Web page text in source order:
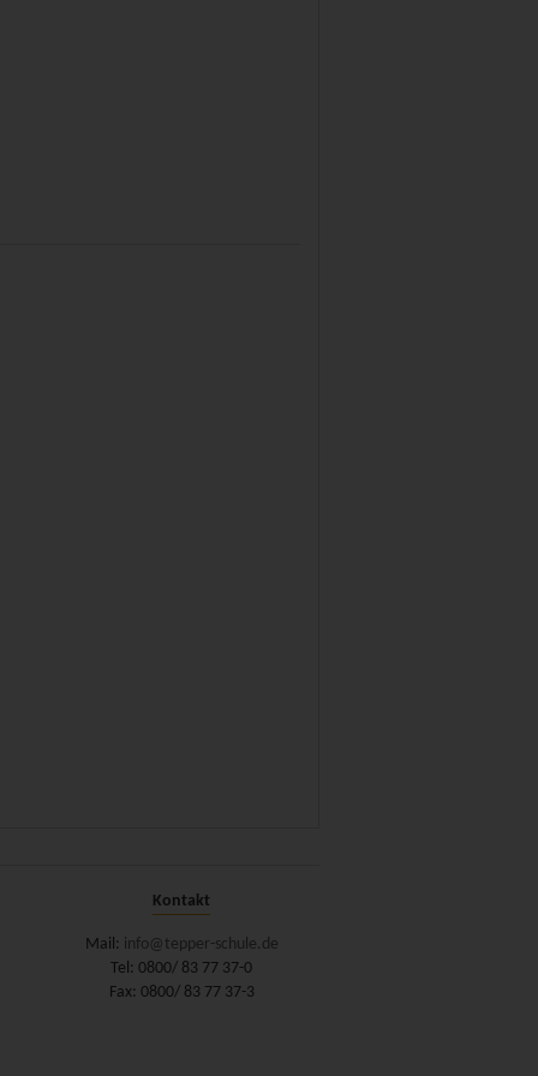
Kontakt
Mail: info@tepper-schule.de
Tel: 0800/ 83 77 37-0
Fax: 0800/ 83 77 37-3